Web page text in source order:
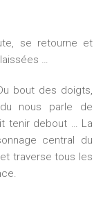
se retourne et
…
bout des doigts,
nous parle de
tenir debout … La
central du
traverse tous les